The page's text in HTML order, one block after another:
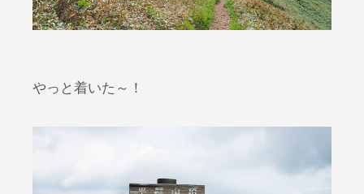
やっと着いた～！